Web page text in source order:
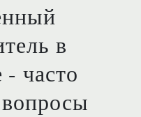
в
часто